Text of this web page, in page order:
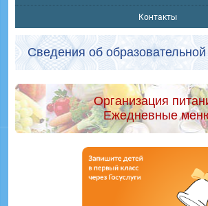
Контакты
Сведения об образовательной
Организация
Ежедневные